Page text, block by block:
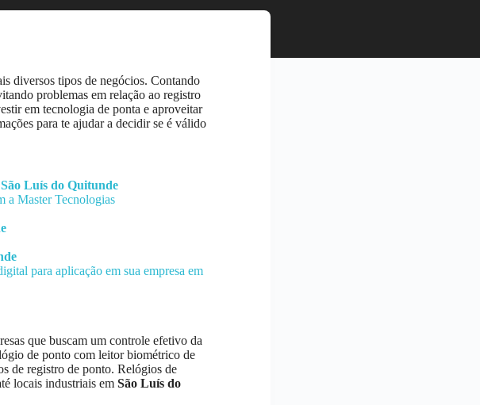
diversos tipos de negócios. Contando
problemas em relação ao registro
em tecnologia de ponta e aproveitar
para te ajudar a decidir se é válido
São Luís do Quitunde
a Master Tecnologias
para aplicação em sua empresa em
que buscam um controle efetivo da
de ponto com leitor biométrico de
de registro de ponto. Relógios de
locais industriais em São Luís do